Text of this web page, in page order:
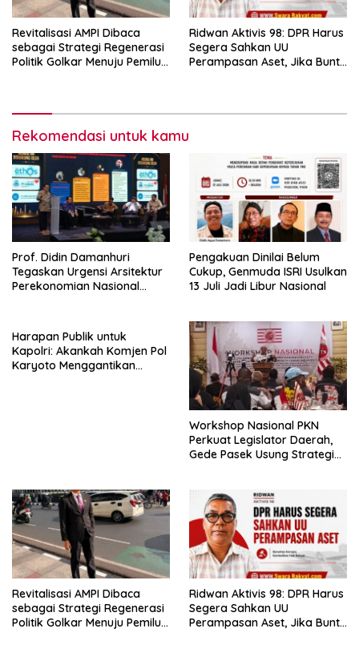
Revitalisasi AMPI Dibaca
sebagai Strategi Regenerasi
Politik Golkar Menuju Pemilu
Ridwan Aktivis 98: DPR Harus
Segera Sahkan UU
Perampasan Aset, Jika Buntu
Rekomendasi untuk kamu
Prof. Didin Damanhuri
Tegaskan Urgensi Arsitektur
Perekonomian Nasional
Nasional
Pengakuan Dinilai Belum
Cukup, Genmuda ISRI Usulkan
13 Juli Jadi Libur Nasional
Harapan Publik untuk
Kapolri: Akankah Komjen Pol
Karyoto Menggantikan
Workshop Nasional PKN
Perkuat Legislator Daerah,
Gede Pasek Usung Strategi
Revitalisasi AMPI Dibaca
sebagai Strategi Regenerasi
Politik Golkar Menuju Pemilu
Ridwan Aktivis 98: DPR Harus
Segera Sahkan UU
Perampasan Aset, Jika Buntu